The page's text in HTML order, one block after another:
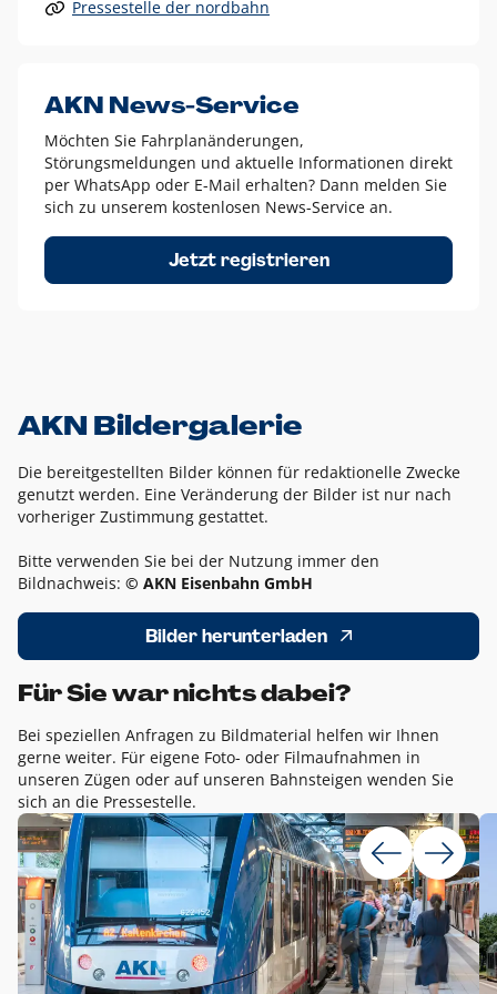
Alle anderen Logo-Varianten dürfen nur in Ausnahmefällen
Diese Ausnahmen sind zum Beispiel:
dem AKN Blau,
weißes Logo auf Fotohintergründen,
schwarzes Logo für reine Schwarz-Weiß-Umsetzungen
Um das Logo herum muss ein Schutzraum von jeweils einer
Höhe bzw. Breite des N aus AKN in alle Richtungen
Pressestelle der nordbahn
AKN News-Service
Möchten Sie Fahrplanänderungen,
Störungsmeldungen und aktuelle Informationen direkt
per WhatsApp oder E-Mail erhalten? Dann melden Sie
sich zu unserem kostenlosen News-Service an.
Jetzt registrieren
AKN Bildergalerie
Die bereitgestellten Bilder können für redaktionelle Zwecke
genutzt werden. Eine Veränderung der Bilder ist nur nach
vorheriger Zustimmung gestattet.
Bitte verwenden Sie bei der Nutzung immer den
Bildnachweis: © AKN Eisenbahn GmbH
Bilder herunterladen
Für Sie war nichts dabei?
Bei speziellen Anfragen zu Bildmaterial helfen wir Ihnen
gerne weiter. Für eigene Foto- oder Filmaufnahmen in
unseren Zügen oder auf unseren Bahnsteigen wenden Sie
sich an die Pressestelle.